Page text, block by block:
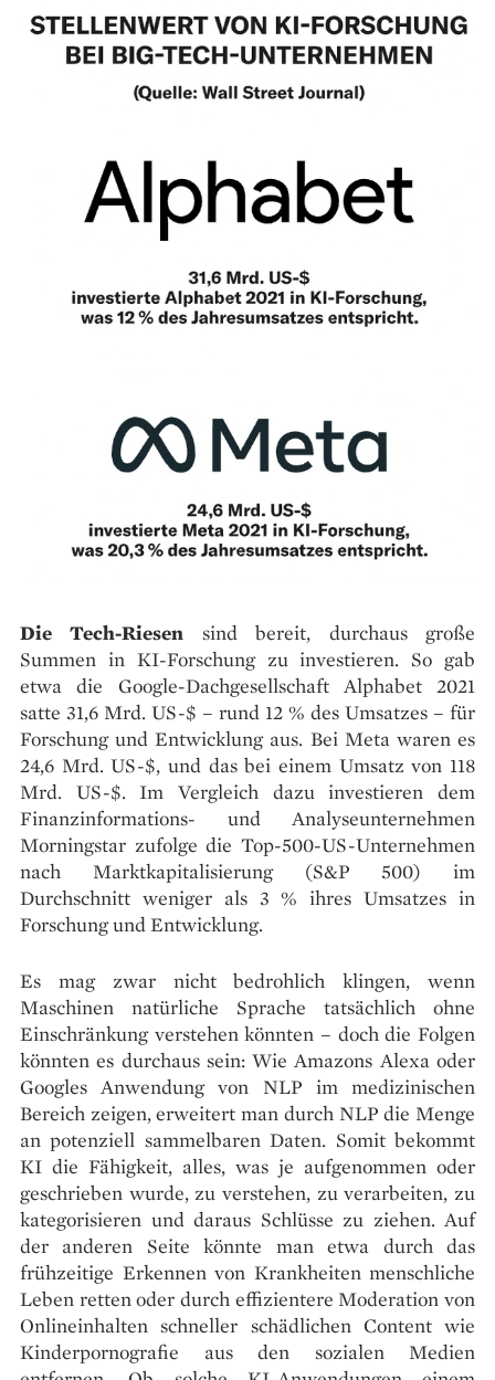
Die Tech-Riesen sind bereit, durchaus große
Summen in KI-Forschung zu investieren. So gab
etwa die Google-Dachgesellschaft Alphabet 2021
satte 31,6 Mrd. US-$ – rund 12 % des Umsatzes – für
Forschung und Entwicklung aus. Bei Meta waren es
24,6 Mrd. US-$, und das bei einem Umsatz von 118
Mrd. US-$. Im Vergleich dazu investieren dem
Finanzinformations- und Analyseunternehmen
Morningstar zufolge die Top-500-US-Unternehmen
nach Marktkapitalisierung (S&P 500) im
Durchschnitt weniger als 3 % ihres Umsatzes in
Forschung und Entwicklung.
Es mag zwar nicht bedrohlich klingen, wenn
Maschinen natürliche Sprache tatsächlich ohne
Einschränkung verstehen könnten – doch die Folgen
könnten es durchaus sein: Wie Amazons Alexa oder
Googles Anwendung von NLP im medizinischen
Bereich zeigen, erweitert man durch NLP die Menge
an potenziell sammelbaren Daten. Somit bekommt
KI die Fähigkeit, alles, was je aufgenommen oder
geschrieben wurde, zu verstehen, zu verarbeiten, zu
kategorisieren und daraus Schlüsse zu ziehen. Auf
der anderen Seite könnte man etwa durch das
frühzeitige Erkennen von Krankheiten menschliche
Leben retten oder durch effizientere Moderation von
Onlineinhalten schneller schädlichen Content wie
Kinderpornografie aus den sozialen Medien